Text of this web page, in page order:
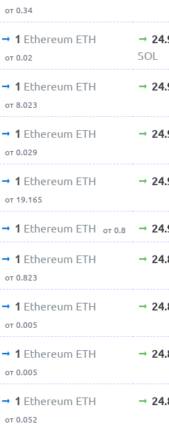
от 0.34
1 Ethereum ETH
от 0.02
SOL
1 Ethereum ETH
от 8.023
1 Ethereum ETH
от 0.029
1 Ethereum ETH
от 19.165
1 Ethereum ETH от 0.8
1 Ethereum ETH
от 0.823
1 Ethereum ETH
от 0.005
1 Ethereum ETH
от 0.005
1 Ethereum ETH
от 0.052